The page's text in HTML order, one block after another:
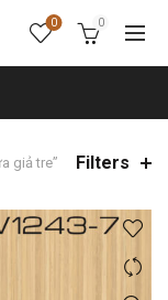
0 0
giả tre” Filters